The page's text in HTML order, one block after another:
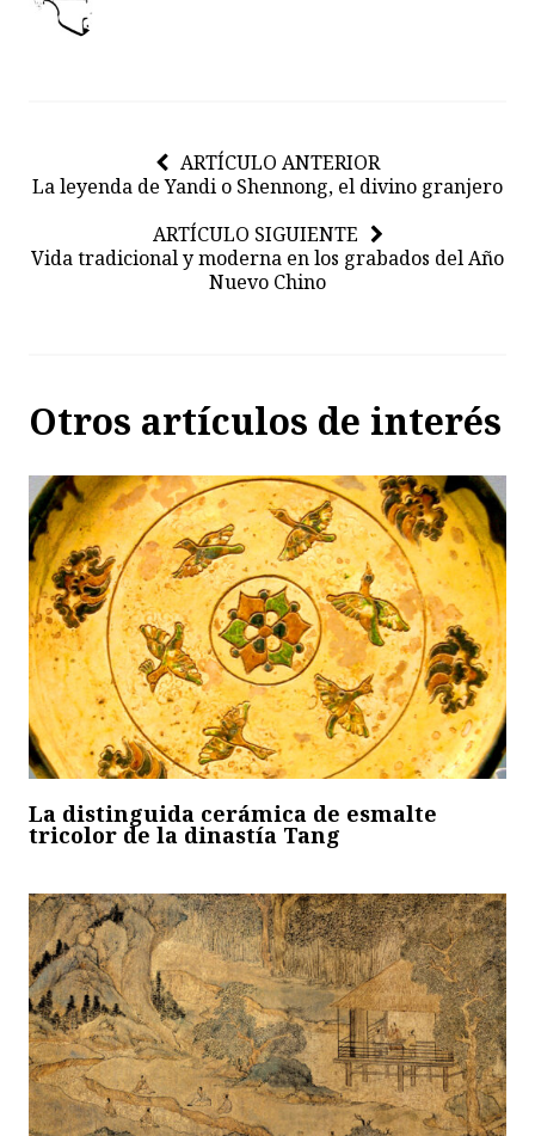
ARTÍCULO ANTERIOR
La leyenda de Yandi o Shennong, el divino granjero
ARTÍCULO SIGUIENTE
Vida tradicional y moderna en los grabados del Año
Nuevo Chino
Otros artículos de interés
La distinguida cerámica de esmalte
tricolor de la dinastía Tang